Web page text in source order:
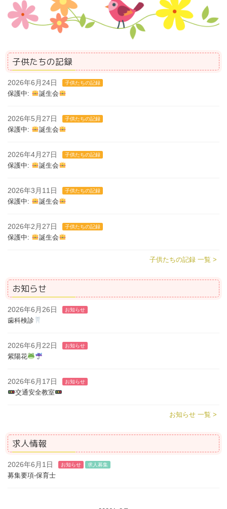
子供たちの記録
2026年6月24日 子供たちの記録
保護中: 誕生会
2026年5月27日 子供たちの記録
保護中: 誕生会
2026年4月27日 子供たちの記録
保護中: 誕生会
2026年3月11日 子供たちの記録
保護中: 誕生会
2026年2月27日 子供たちの記録
保護中: 誕生会
子供たちの記録 一覧 >
お知らせ
2026年6月26日 お知らせ
歯科検診
2026年6月22日 お知らせ
紫陽花
2026年6月17日 お知らせ
交通安全教室
お知らせ 一覧 >
求人情報
2026年6月1日 お知らせ 求人募集
募集要項-保育士